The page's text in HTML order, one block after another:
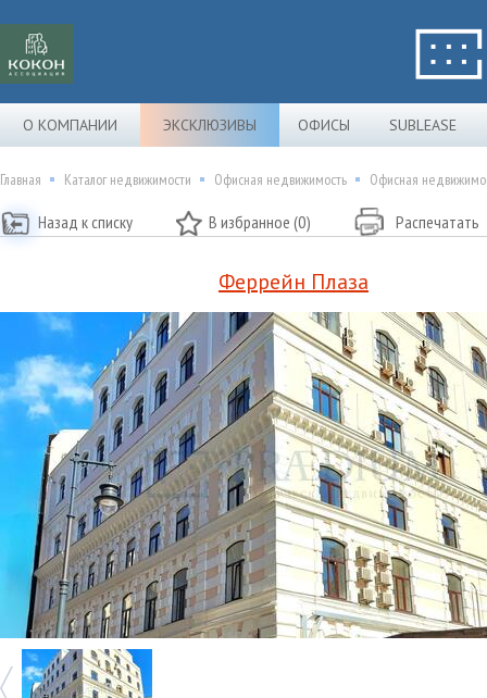
О КОМПАНИИ ЭКСКЛЮЗИВЫ ОФИСЫ SUBLEASE
Главная Каталог недвижимости Офисная недвижимость Офисная
Назад к списку В избранное (0) Распечатать
Феррейн Плаза